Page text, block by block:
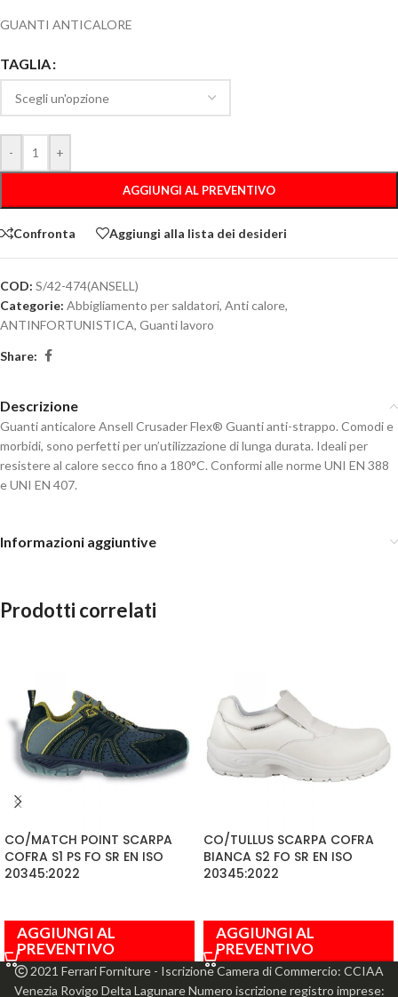
GUANTI ANTICALORE
TAGLIA
- +
AGGIUNGI AL PREVENTIVO
Confronta Aggiungi alla lista dei desideri
COD: S/42-474(ANSELL)
Categorie: Abbigliamento per saldatori, Anti calore,
ANTINFORTUNISTICA, Guanti lavoro
Share:
Descrizione
Guanti anticalore Ansell Crusader Flex® Guanti anti-strappo. Comodi e
morbidi, sono perfetti per un’utilizzazione di lunga durata. Ideali per
resistere al calore secco fino a 180°C. Conformi alle norme UNI EN 388
e UNI EN 407.
Informazioni aggiuntive
Prodotti correlati
CO/MATCH POINT SCARPA
COFRA S1 PS FO SR EN ISO
20345:2022
AGGIUNGI AL
PREVENTIVO
CO/TULLUS SCARPA COFRA
BIANCA S2 FO SR EN ISO
20345:2022
AGGIUNGI AL
PREVENTIVO
2021 Ferrari Forniture - Iscrizione Camera di Commercio: CCIAA
Venezia Rovigo Delta Lagunare Numero iscrizione registro imprese: